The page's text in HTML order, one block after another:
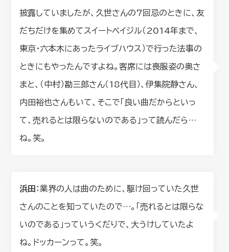
披露していましたが、久世さんの7回忌のときに、友
だちだけを集めてスイートベイジル（2014年まで、
東京・六本木にあったライブハウス）で行った法事の
ときにもやったんですよね。客席には喪服姿の奥さ
まと、（中村）勘三郎さん（18代目）、伊集院静さん、
内田裕也さんもいて、そこで「良い曲だからといっ
て、売れるとは限らないのである」って読んだら…
ね。笑。
浜田 ：業界の人は曲のために、駆け回っていた久世
さんのことを知っていたので…。「売れるとは限らな
いのである」っていうくだりで、大うけしていたよ
ね。ドッカーンって。笑。